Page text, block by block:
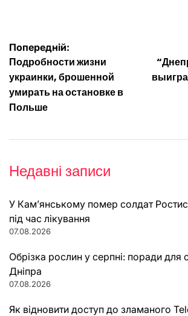
Навігація
записів
Попередній:
Подробности жизни
украинки, брошенной
умирать на остановке в
Польше
Недавні записи
У Кам’янському помер солдат
під час лікування
07.08.2026
Обрізка рослин у серпні: поради для
Дніпра
07.08.2026
Як відновити доступ до зламаного